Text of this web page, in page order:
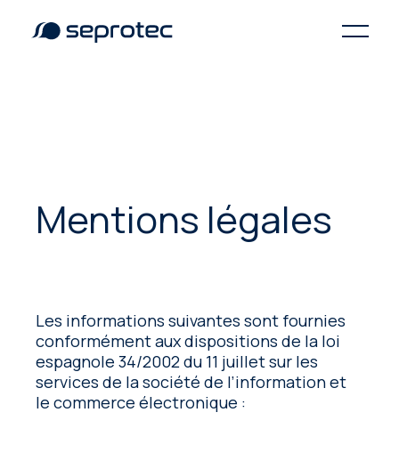
Mentions légales
Les informations suivantes sont fournies
conformément aux dispositions de la loi
espagnole 34/2002 du 11 juillet sur les
services de la société de l’information et
le commerce électronique :